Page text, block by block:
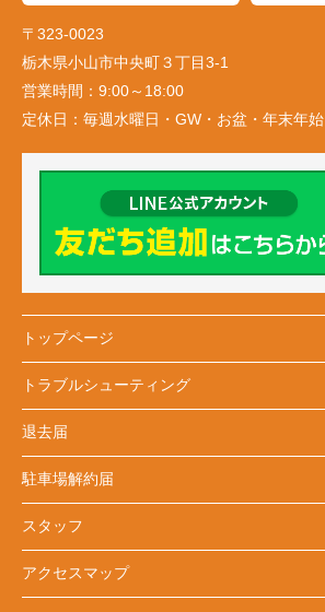
〒323-0023
栃木県小山市中央町３丁目3-1
営業時間： 9:00～18:00
定休日： 毎週水曜日・GW・お盆・年末年始
トップページ
トラブルシューティング
退去届
駐車場解約届
スタッフ
アクセスマップ